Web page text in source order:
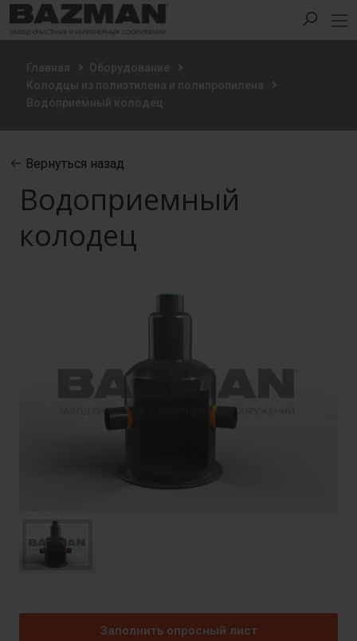
Главная
Оборудование
Колодцы из полиэтилена и полипропилена
Водоприемный колодец
Вернуться назад
Водоприемный
колодец
Заполнить опросный лист